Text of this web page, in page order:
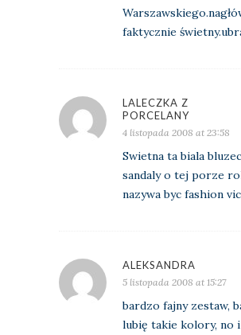
faktycznie
LALECZKA Z
PORCELANY
4 listopada 2008 at 23:58
Swietna ta biala
sandaly o tej porze
nazywa byc fashion
ALEKSANDRA
5 listopada 2008 at 15:27
bardzo fajny zestaw,
lubię takie kolory, no